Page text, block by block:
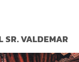
SR. VALDEMAR